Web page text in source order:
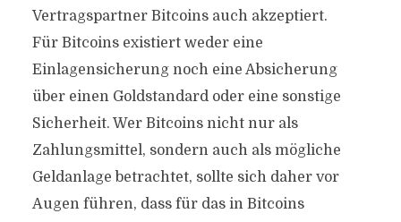
Vertragspartner Bitcoins auch akzeptiert.
Für Bitcoins existiert weder eine
Einlagensicherung noch eine Absicherung
über einen Goldstandard oder eine sonstige
Sicherheit. Wer Bitcoins nicht nur als
Zahlungsmittel, sondern auch als mögliche
Geldanlage betrachtet, sollte sich daher vor
Augen führen, dass für das in Bitcoins